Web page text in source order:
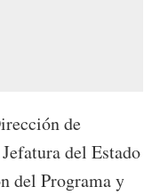
de
del Estado
del Programa y